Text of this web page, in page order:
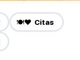
🍽️❤️ Citas